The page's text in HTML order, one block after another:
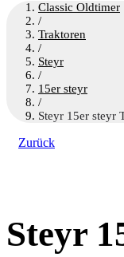
Classic Oldtimer
/
Traktoren
/
Steyr
/
15er steyr
/
Steyr 15er steyr
Zurück
Steyr